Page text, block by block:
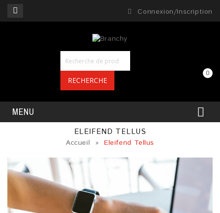
Connexion/Inscription
0
MENU
RECHERCHE
ELEIFEND TELLUS
Accueil » Eleifend Tellus